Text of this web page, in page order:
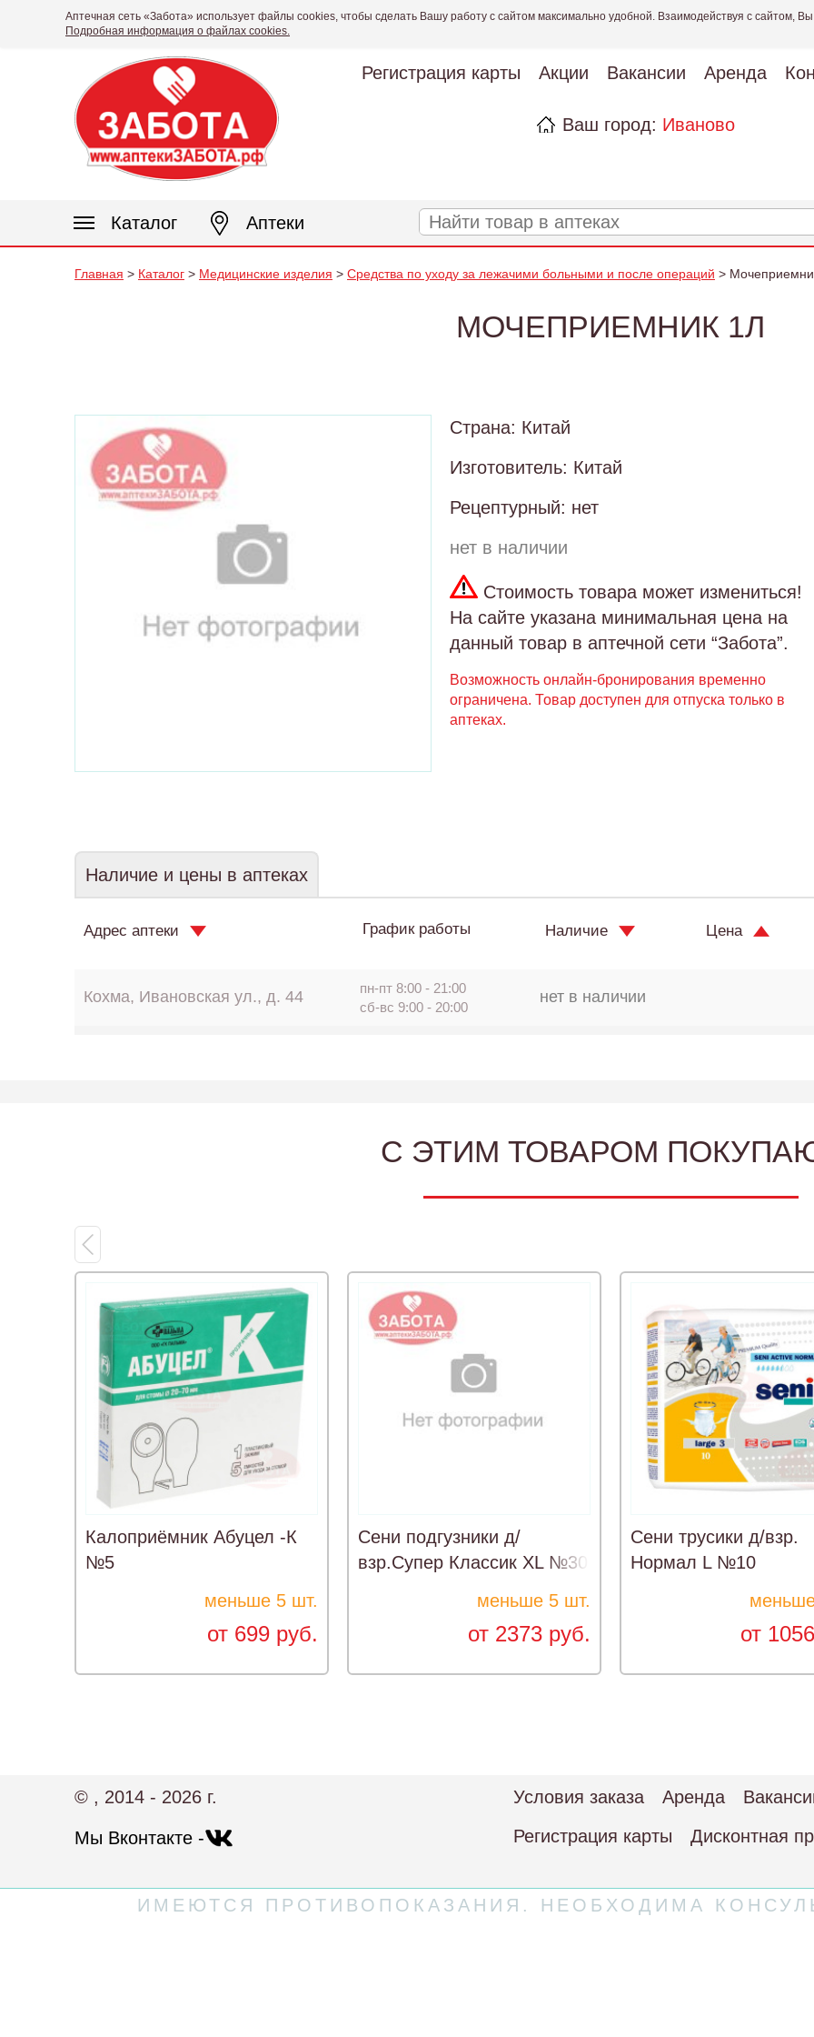
Аптечная сеть «Забота» использует файлы cookies, чтобы сделать Вашу работу с сайтом максимально удобной. Взаимодействуя с сайтом,
Подробная информация о файлах cookies.
Регистрация карты Акции Вакансии Аренда
Ваш город: Иваново
Каталог Аптеки
Главная > Каталог > Медицинские изделия > Средства по уходу за лежачими больными и после операций >
МОЧЕПРИЕМНИК 1Л
Страна: Китай
Изготовитель: Китай
Рецептурный: нет
нет в наличии
Стоимость товара может измениться!
На сайте указана минимальная цена на
данный товар в аптечной сети “Забота”.
Возможность онлайн-бронирования временно
ограничена. Товар доступен для отпуска только в
аптеках.
Наличие и цены в аптеках
Адрес аптеки График работы Наличие Цена
Кохма, Ивановская ул., д. 44
пн-пт 8:00 - 21:00
сб-вс 9:00 - 20:00
нет в наличии
C ЭТИМ ТОВАРОМ
Калоприёмник Абуцел -К
№5
меньше 5 шт.
от 699 руб.
Сени подгузники д/
взр.Супер Классик XL №30
меньше 5 шт.
от 2373 руб.
Сени трусики д/взр.
Нормал L №10
от
© , 2014 - 2026 г.
Мы Вконтакте -
Условия заказа Аренда
Регистрация карты
Дисконтная
ИМЕЮТСЯ ПРОТИВОПОКАЗАНИЯ. НЕОБХОДИМА